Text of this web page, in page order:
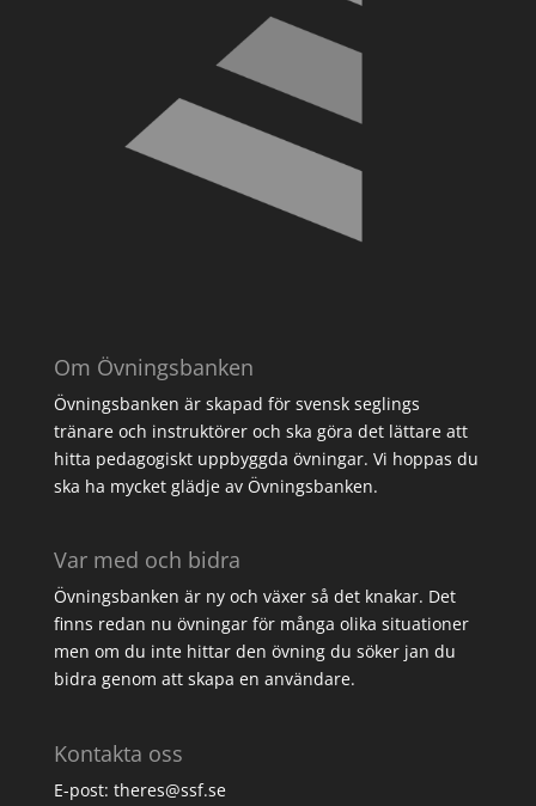
Om Övningsbanken
Övningsbanken är skapad för svensk seglings
tränare och instruktörer och ska göra det lättare att
hitta pedagogiskt uppbyggda övningar. Vi hoppas du
ska ha mycket glädje av Övningsbanken.
Var med och bidra
Övningsbanken är ny och växer så det knakar. Det
finns redan nu övningar för många olika situationer
men om du inte hittar den övning du söker jan du
bidra genom att skapa en användare.
Kontakta oss
E-post: theres@ssf.se